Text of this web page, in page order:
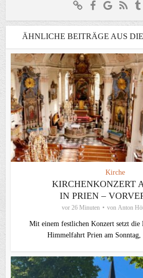
ÄHNLICHE BEITRÄGE AUS
Kirche
KIRCHENKONZERT
IN PRIEN –
vor 26 Minuten von Anton
Mit einem festlichen Konzert setzt
Himmelfahrt Prien am Sonntag,